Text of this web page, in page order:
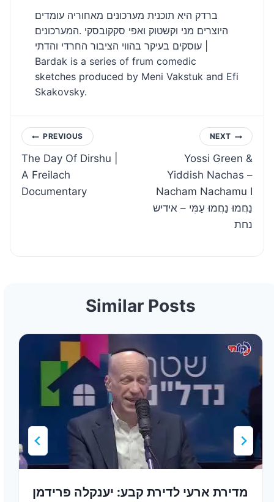
ברדק היא תוכנית מערכונים מאחוריה עומדים
היוצרים מני וקשטוק ואפי סקקובסקי .המערכונים
Bardak is a series of frum comedic
sketches produced by Meni Vakstuk and Efi
Skakovsky.
Post
navigation
PREVIOUS
The Day Of Dirshu |
A Freilach
Documentary
NEXT
Yossi Green &
Yiddish Nachas –
Nacham Nachamu I
נַחֲמוּ נַחֲמוּ עַמִּי – אידיש
נחת
Similar Posts
מדירת ארעי לדירת קבע: יענקלה פרידמן